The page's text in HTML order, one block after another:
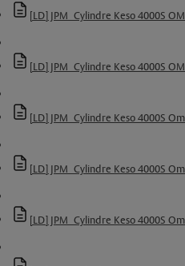
[LD] JPM_Cylindre Keso 4000S
[LD] JPM_Cylindre Keso 4000S
[LD] JPM_Cylindre Keso 4000S
[LD] JPM_Cylindre Keso 4000S
[LD] JPM_Cylindre Keso 4000S